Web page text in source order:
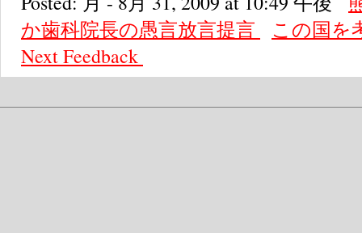
か歯科院長の愚言放言提言
この国を
NextFeedback